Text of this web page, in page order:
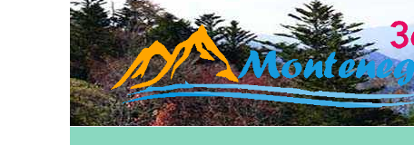
содержанию